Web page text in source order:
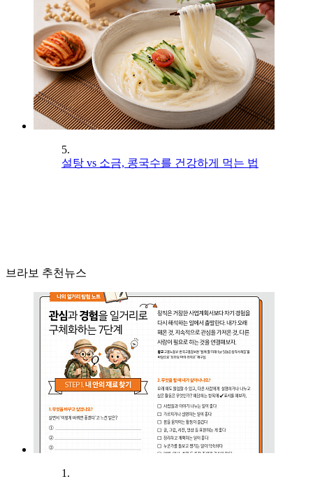
5.
설탕 vs 소금, 콩국수를 건강하게 먹는 법
브라보 추천뉴스
1.